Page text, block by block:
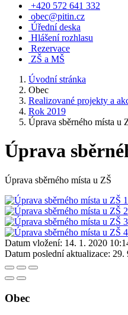
+420 572 641 332
obec@pitin.cz
Úřední deska
Hlášení rozhlasu
Rezervace
ZŠ a MŠ
Úvodní stránka
Obec
Realizované projekty a
Rok 2019
Úprava sběrného místa u
Úprava
Úprava sběrného místa u ZŠ
Datum vložení: 14. 1. 2020
Datum poslední aktualizace: 29.
Obec